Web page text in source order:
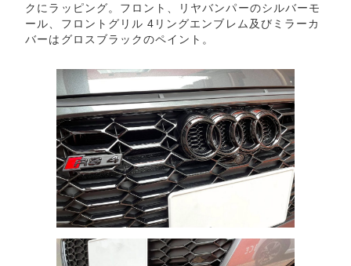
クにラッピング。フロント、リヤバンパーのシルバーモ
ール、フロントグリル 4リングエンブレム及びミラーカ
バーはグロスブラックのペイント。